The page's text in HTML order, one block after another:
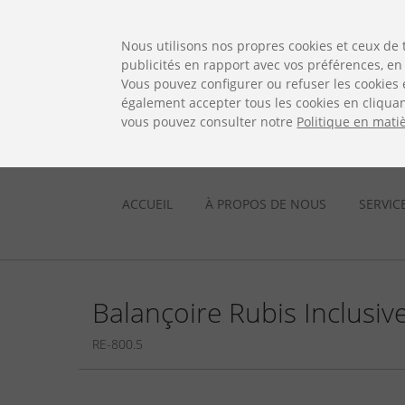
ACCUEIL À PROPOS DE NOUS
Balançoire Rubis
RE-800.5
Nous utilisons nos propres cookies et ceux
publicités en rapport avec vos préférences,
Vous pouvez configurer ou refuser les
également accepter tous les cookies en
vous pouvez consulter notre Politique en